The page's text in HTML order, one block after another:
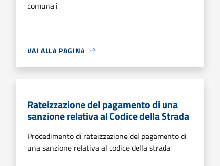
comunali
VAI ALLA PAGINA
Rateizzazione del pagamento di una
sanzione relativa al Codice della Strada
Procedimento di rateizzazione del pagamento di
una sanzione relativa al codice della strada